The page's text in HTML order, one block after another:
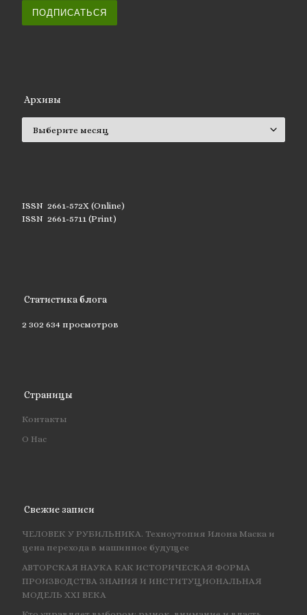
ПОДПИСАТЬСЯ
Архивы
ISSN 2661-572X (Online)
ISSN 2661-5711 (Print)
Статистика блога
2 302 634 просмотров
Страницы
Контакты
О Нас
Свежие записи
ЧЕЛОВЕК У РУБИЛЬНИКА. Техноутопия Илона Маска и
цена перехода в машинное будущее
АВТОРСКАЯ НАУКА КАК ИСТОРИЧЕСКАЯ ФОРМА
ПРОИЗВОДСТВА ЗНАНИЯ И ИНСТИТУЦИОНАЛЬНАЯ
МОДЕЛЬ XXI ВЕКА